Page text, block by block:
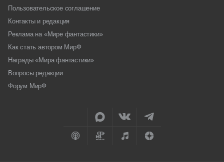
Пользовательское соглашение
Контакты и редакция
Реклама на «Мире фантастики»
Как стать автором МирФ
Награды «Мира фантастики»
Вопросы редакции
Форум МирФ